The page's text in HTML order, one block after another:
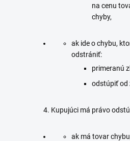
na cenu
chyby,
ak ide o chybu,
odstrániť:
primeranú
odstúpiť od
Kupujúci má právo
ak má tovar